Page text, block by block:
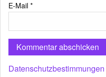
E-Mail *
Datenschutzbestimmungen